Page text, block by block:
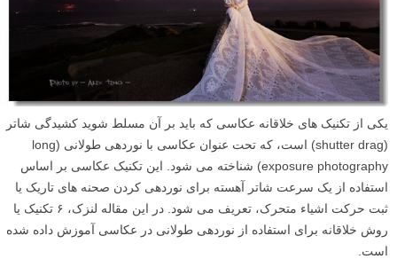
یکی از تکنیک های خلاقانه عکاسی که باید بر آن مسلط شوید کشیدگی شاتر
(shutter drag) است، که تحت عنوان عکاسی با نوردهی طولانی (long
exposure photography) شناخته می شود. این تکنیک عکاسی بر اساس
استفاده از یک سرعت شاتر آهسته برای نوردهی کردن صحنه های تاریک یا
ثبت حرکت اشیاء متحرک، تعریف می شود. در این مقاله لنزک، ۶ تکنیک یا
روش خلاقانه برای استفاده از نوردهی طولانی در عکاسی آموزش داده شده
است.